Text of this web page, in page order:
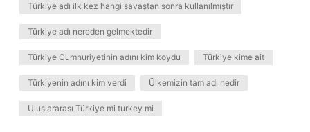
Türkiye adı ilk kez hangi savaştan sonra kullanılmıştır
Türkiye adı nereden gelmektedir
Türkiye Cumhuriyetinin adını kim koydu Türkiye kime ait
Türkiyenin adını kim verdi Ülkemizin tam adı nedir
Uluslararası Türkiye mi turkey mi